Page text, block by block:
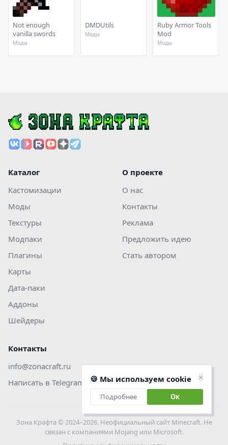
Not enough
vanilla swords
Моды
DMDUtils
Моды
Ruby Armor Tools
Mod
Моды
Каталог
Кастомизации
Моды
Текстуры
Модпаки
Плагины
Карты
Дата-паки
Аддоны
Шейдеры
О проекте
О нас
Контакты
Реклама
Предложить идею
Стать автором
Контакты
info@zonacraft.ru
Написать в Telegram
Зона Крафта © 2024–2026. Неофициальный сайт Minecraft. Не
связан с компаниями Mojang или Microsoft.
🍪 Мы используем cookie ×
Подробнее Ок